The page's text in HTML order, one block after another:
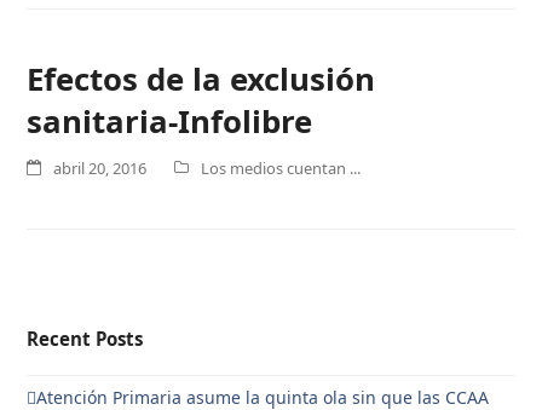
Efectos de la exclusión
sanitaria-Infolibre
abril 20, 2016 Los medios cuentan ...
Recent Posts
Atención Primaria asume la quinta ola sin que las CCAA